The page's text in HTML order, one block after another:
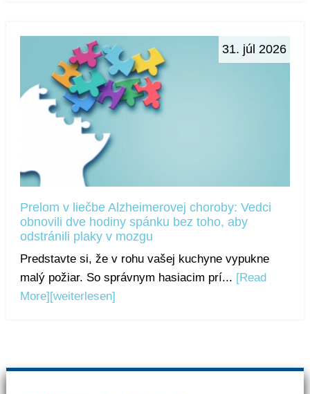
31. júl 2026
Prelom v liečbe Alzheimerovej choroby: Vedci
obnovili dve hodiny spánku bez toho, aby
odstránili plaky v mozgu
Predstavte si, že v rohu vašej kuchyne vypukne
malý požiar. So správnym hasiacim prí... [Read
More][weiterlesen]